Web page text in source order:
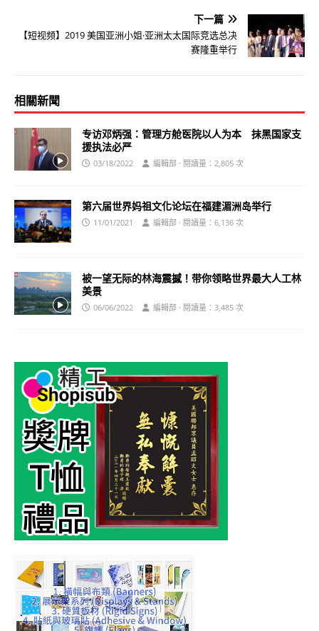
下一篇
【短视频】2019 美国亚洲小姐·亚洲太太国际竞选总决
赛隆重举行
相關新聞
专访邓炳强：管理方舱医院以人为本 抹黑国家支
援执法必严
03/18/2022 編輯部 · 閱讀量：2,805 次
第六届世界妈祖文化论坛在福建湄洲岛举行
11/01/2021 編輯部 · 閱讀量：6,136 次
被一望无际的林海震撼！带你领略世界最大人工林
美景
06/06/2022 編輯部 · 閱讀量：3,485 次